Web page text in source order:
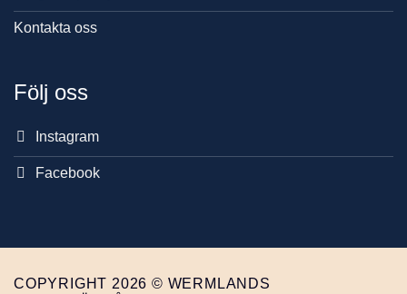
Kontakta oss
Följ oss
Instagram
Facebook
COPYRIGHT 2026 © WERMLANDS